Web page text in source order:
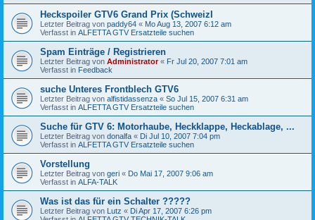
Heckspoiler GTV6 Grand Prix (SchweizI
Letzter Beitrag von paddy64 « Mo Aug 13, 2007 6:12 am
Verfasst in ALFETTA GTV Ersatzteile suchen
Spam Einträge / Registrieren
Letzter Beitrag von Administrator« Fr Jul 20, 2007 7:01 am
Verfasst in Feedback
suche Unteres Frontblech GTV6
Letzter Beitrag von alfistidassenza « So Jul 15, 2007 6:31 am
Verfasst in ALFETTA GTV Ersatzteile suchen
Suche für GTV 6: Motorhaube, Heckklappe, Heckablage, ...
Letzter Beitrag von donalfa « Di Jul 10, 2007 7:04 pm
Verfasst in ALFETTA GTV Ersatzteile suchen
Vorstellung
Letzter Beitrag von geri « Do Mai 17, 2007 9:06 am
Verfasst in ALFA-TALK
Was ist das für ein Schalter ?????
Letzter Beitrag von Lutz « Di Apr 17, 2007 6:26 pm